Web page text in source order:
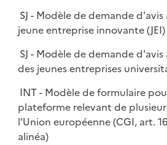
SJ - Modèle de demande
jeune entreprise innovante (JEI)
SJ - Modèle de demande
des jeunes entreprises
INT - Modèle de formulaire
plateforme relevant de
l'Union européenne (CGI, art.
alinéa)